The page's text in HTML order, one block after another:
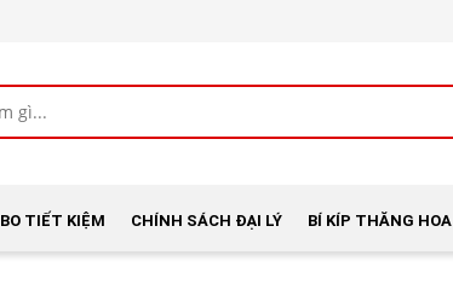
TIẾT KIỆM CHÍNH SÁCH ĐẠI LÝ BÍ KÍP THĂNG HOA